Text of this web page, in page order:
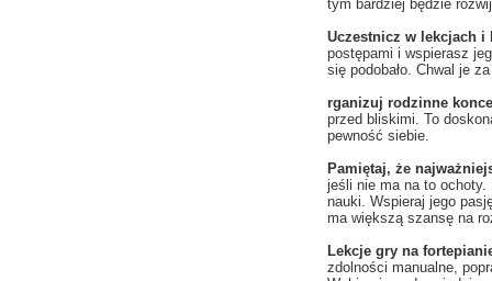
tym bardziej będzie
Uczestnicz w lekcjach i
postępami i wspierasz
się podobało. Chwal je
rganizuj rodzinne
przed bliskimi. To
pewność siebie.
Pamiętaj, że
jeśli nie ma na to
nauki. Wspieraj jego
ma większą szansę na
Lekcje gry na
zdolności manualne,